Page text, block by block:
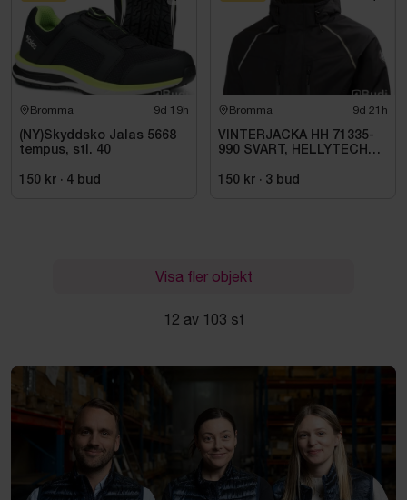
Bromma 9d 19h
(NY)Skyddsko Jalas 5668
tempus, stl. 40
150 kr · 4 bud
Bromma 9d 21h
VINTERJACKA HH 71335-
990 SVART, HELLYTECH
150 kr · 3 bud
Visa fler objekt
12 av 103 st